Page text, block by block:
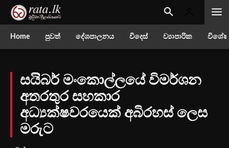
Home පුවත් දේශපාලනය විදෙස් ව්‍යාපාරික
සයිබර් මංකොල්ලයේ විමර්ශන
අතරතුර සහකාර
අධ්‍යක්ෂවරයෙක් අබිරහස් ලෙස
මරුට